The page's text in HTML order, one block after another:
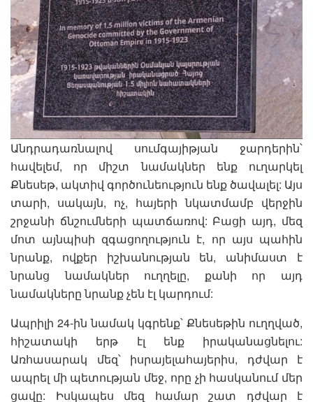
Անդրադառնալով սումգայիթյան ջարդերին՝
հավելեմ, որ միշտ նամակներ ենք ուղարկել
Քնեսեթ, ակտիվ գործունեություն ենք ծավալել: Այս
տարի, սակայն, ոչ, հայերի նկատմամբ վերջին
շրջանի ճնշումների պատճառով: Բացի այդ, մեզ
մոտ այնպիսի զգացողություն է, որ այս պահին
նրանք, ովքեր իշխանության են, անիմաստ է
նրանց նամակներ ուղղելը, քանի որ այդ
նամակները նրանք չեն էլ կարդում:
Ապրիլի 24-ին նամակ կգրենք՝ Քնեսեթին ուղղված,
հիշատակի երթ էլ ենք իրականացնելու:
Առհասարակ մեզ՝ իսրայելահայերիս, դժվար է
ապրել մի պետության մեջ, որը չի հասկանում մեր
ցավը: Իսկապես մեզ համար շատ դժվար է